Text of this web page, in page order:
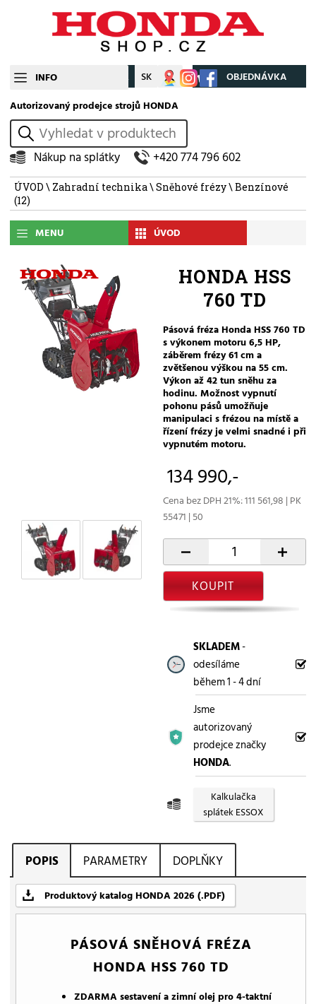
INFO CZ SK Můj účet OBJEDNÁVKA
Autorizovaný prodejce strojů HONDA
vyhledat
Nákup na splátky +420 774 796 602
ÚVOD \ Zahradní technika\Sněhové frézy\Benzínové
(12)
MENU ÚVOD
HONDA HSS
760 TD
Pásová fréza Honda HSS 760 TD
s výkonem motoru 6,5 HP,
záběrem frézy 61 cm a
zvětšenou výškou na 55 cm.
Výkon až 42 tun sněhu za
hodinu. Možnost vypnutí
pohonu pásů umožňuje
manipulaci s frézou na místě a
řízení frézy je velmi snadné i při
vypnutém motoru.
134 990,-
Cena bez DPH 21%: 111 561,98 | PK
55471 | 50
- +
KOUPIT
SKLADEM-
odesíláme
během 1 - 4 dní
Jsme
autorizovaný
prodejce značky
HONDA.
Kalkulačka
splátek ESSOX
POPIS PARAMETRY DOPLŇKY
Produktový katalog HONDA 2026 (.PDF)
PÁSOVÁ SNĚHOVÁ FRÉZA
HONDA HSS 760 TD
ZDARMA sestavení a zimní olej pro 4-taktní